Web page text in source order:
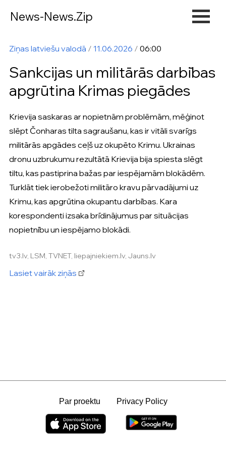
News-News.Zip
Ziņas latviešu valodā / 11.06.2026 / 06:00
Sankcijas un militārās darbības
apgrūtina Krimas piegādes
Krievija saskaras ar nopietnām problēmām, mēģinot
slēpt Čonharas tilta sagraušanu, kas ir vitāli svarīgs
militārās apgādes ceļš uz okupēto Krimu. Ukrainas
dronu uzbrukumu rezultātā Krievija bija spiesta slēgt
tiltu, kas pastiprina bažas par iespējamām blokādēm.
Turklāt tiek ierobežoti militāro kravu pārvadājumi uz
Krimu, kas apgrūtina okupantu darbības. Kara
korespondenti izsaka brīdinājumus par situācijas
nopietnību un iespējamo blokādi.
tv3.lv, LSM, TVNET, liepajniekiem.lv, Jauns.lv
Lasiet vairāk ziņās
Par proektu Privacy Policy